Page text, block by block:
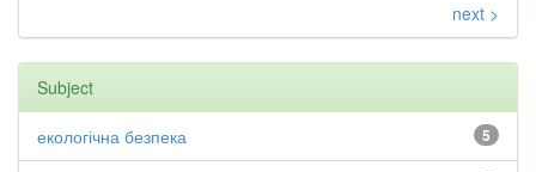
next >
Subject
5
екологічна безпека